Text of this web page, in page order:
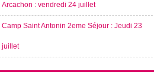
Arcachon : vendredi 24 juillet
Camp Saint Antonin 2eme Séjour : Jeudi 23
juillet